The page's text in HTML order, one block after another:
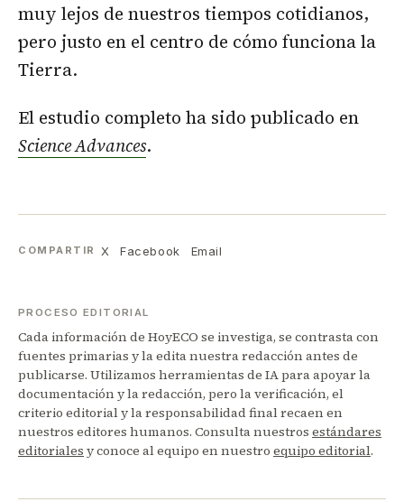
muy lejos de nuestros tiempos cotidianos,
pero justo en el centro de cómo funciona la
Tierra.
El estudio completo ha sido publicado en
Science Advances.
COMPARTIR X Facebook Email
PROCESO EDITORIAL
Cada información de HoyECO se investiga, se contrasta con
fuentes primarias y la edita nuestra redacción antes de
publicarse. Utilizamos herramientas de IA para apoyar la
documentación y la redacción, pero la verificación, el
criterio editorial y la responsabilidad final recaen en
nuestros editores humanos. Consulta nuestros estándares
editoriales y conoce al equipo en nuestro equipo editorial.